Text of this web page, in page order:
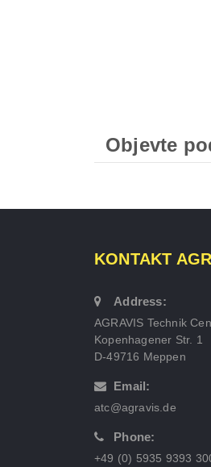
Objevte
KONTAKT
Address:
AGRAVIS Technik
Kopenhagener Str. 1
D-49716 Meppen
Email:
atc@agravis.de
Phone:
+49 (0) 5935 9393